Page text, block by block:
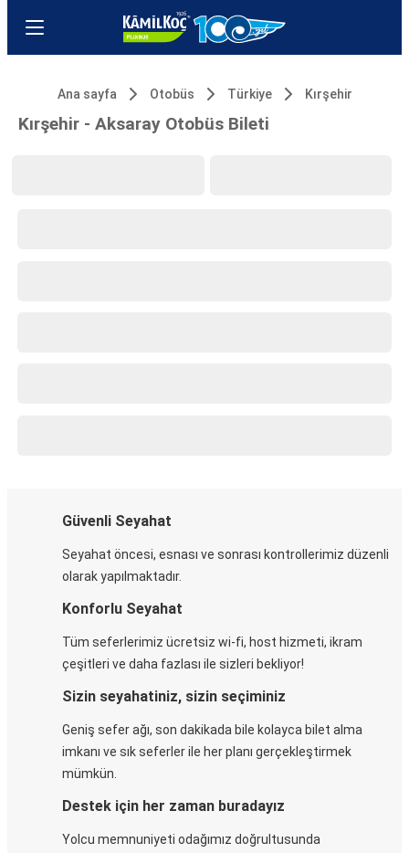
Ana sayfa Otobüs Türkiye Kırşehir
Kırşehir - Aksaray Otobüs Bileti
Güvenli Seyahat
Seyahat öncesi, esnası ve sonrası kontrollerimiz düzenli
olarak yapılmaktadır.
Konforlu Seyahat
Tüm seferlerimiz ücretsiz wi-fi, host hizmeti, ikram
çeşitleri ve daha fazlası ile sizleri bekliyor!
Sizin seyahatiniz, sizin seçiminiz
Geniş sefer ağı, son dakikada bile kolayca bilet alma
imkanı ve sık seferler ile her planı gerçekleştirmek
mümkün.
Destek için her zaman buradayız
Yolcu memnuniyeti odağımız doğrultusunda